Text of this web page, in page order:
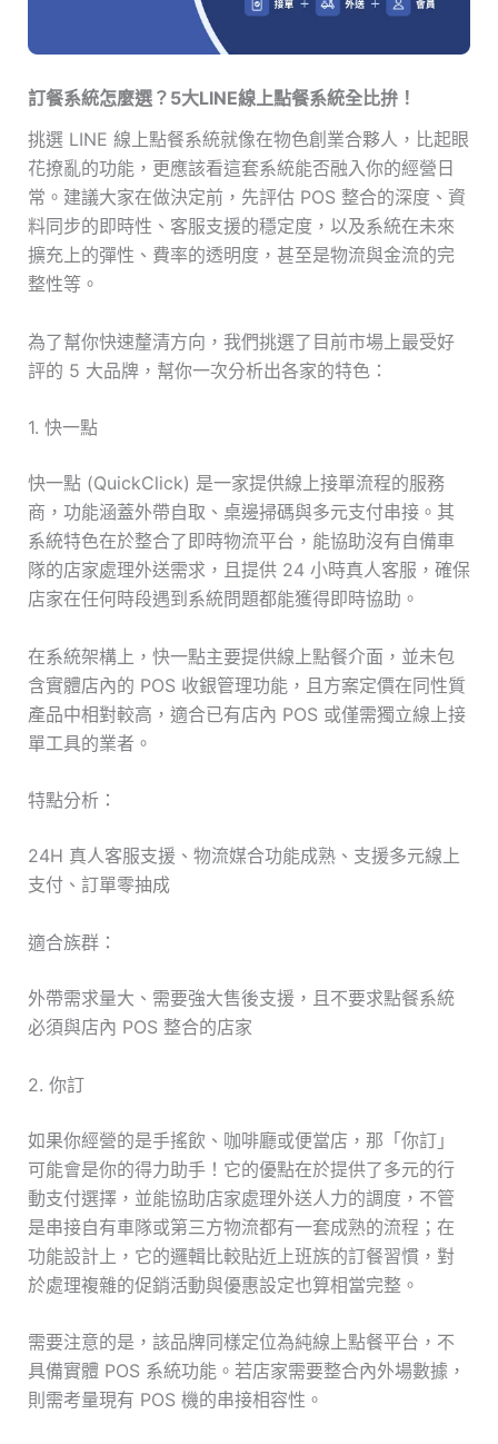
訂餐系統怎麼選？5大LINE線上點餐系統全比拚！
挑選 LINE 線上點餐系統就像在物色創業合夥人，比起眼
花撩亂的功能，更應該看這套系統能否融入你的經營日
常。建議大家在做決定前，先評估 POS 整合的深度、資
料同步的即時性、客服支援的穩定度，以及系統在未來
擴充上的彈性、費率的透明度，甚至是物流與金流的完
整性等。
為了幫你快速釐清方向，我們挑選了目前市場上最受好
評的 5 大品牌，幫你一次分析出各家的特色：
1. 快一點
快一點 (QuickClick) 是一家提供線上接單流程的服務
商，功能涵蓋外帶自取、桌邊掃碼與多元支付串接。其
系統特色在於整合了即時物流平台，能協助沒有自備車
隊的店家處理外送需求，且提供 24 小時真人客服，確保
店家在任何時段遇到系統問題都能獲得即時協助。
在系統架構上，快一點主要提供線上點餐介面，並未包
含實體店內的 POS 收銀管理功能，且方案定價在同性質
產品中相對較高，適合已有店內 POS 或僅需獨立線上接
單工具的業者。
特點分析：
24H 真人客服支援、物流媒合功能成熟、支援多元線上
支付、訂單零抽成
適合族群：
外帶需求量大、需要強大售後支援，且不要求點餐系統
必須與店內 POS 整合的店家
2. 你訂
如果你經營的是手搖飲、咖啡廳或便當店，那「你訂」
可能會是你的得力助手！它的優點在於提供了多元的行
動支付選擇，並能協助店家處理外送人力的調度，不管
是串接自有車隊或第三方物流都有一套成熟的流程；在
功能設計上，它的邏輯比較貼近上班族的訂餐習慣，對
於處理複雜的促銷活動與優惠設定也算相當完整。
需要注意的是，該品牌同樣定位為純線上點餐平台，不
具備實體 POS 系統功能。若店家需要整合內外場數據，
則需考量現有 POS 機的串接相容性。